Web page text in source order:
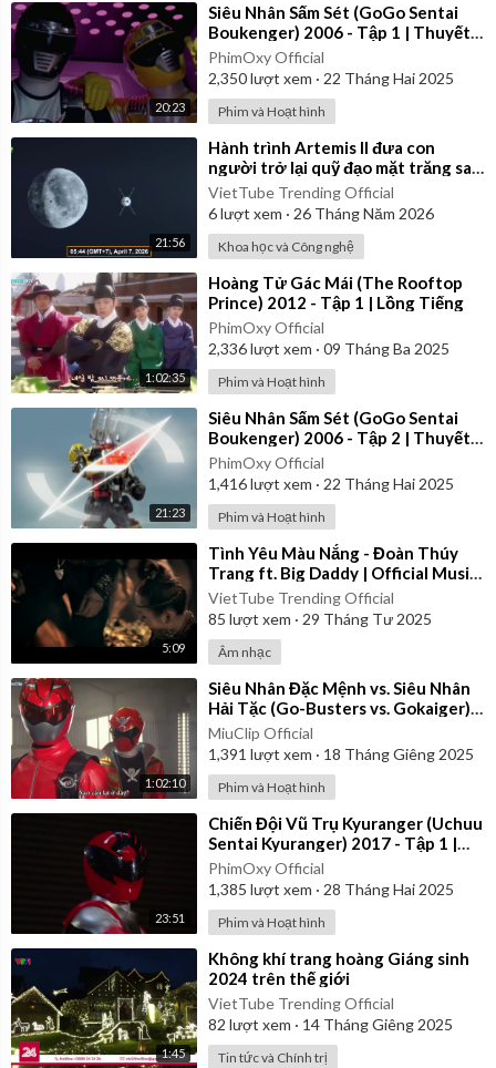
20:23
⁣Siêu Nhân Sấm Sét (GoGo Sentai
Boukenger) 2006 - Tập 1 | Thuyết
Minh
PhimOxy Official
2,350lượt xem · 22 Tháng Hai 2025
Phim và Hoạt hình
21:56
⁣Hành trình Artemis II đưa con
người trở lại quỹ đạo mặt trăng sau
54 năm của NASA
VietTube Trending Official
6lượt xem · 26 Tháng Năm 2026
Khoa học và Công nghệ
1:02:35
⁣Hoàng Tử Gác Mái (The Rooftop
Prince) 2012 - Tập 1 | Lồng Tiếng
PhimOxy Official
2,336lượt xem · 09 Tháng Ba 2025
Phim và Hoạt hình
21:23
⁣Siêu Nhân Sấm Sét (GoGo Sentai
Boukenger) 2006 - Tập 2 | Thuyết
Minh
PhimOxy Official
1,416lượt xem · 22 Tháng Hai 2025
Phim và Hoạt hình
5:09
⁣Tình Yêu Màu Nắng - Đoàn Thúy
Trang ft. Big Daddy | Official Music
Video
VietTube Trending Official
85 lượt xem · 29 Tháng Tư 2025
Âm nhạc
1:02:10
⁣Siêu Nhân Đặc Mệnh vs. Siêu Nhân
Hải Tặc (Go-Busters vs. Gokaiger) |
Vietsub
MiuClip Official
1,391 lượt xem · 18 Tháng Giêng 2025
Phim và Hoạt hình
23:51
⁣Chiến Đội Vũ Trụ Kyuranger (Uchuu
Sentai Kyuranger) 2017 - Tập 1 |
Thuyết Minh
PhimOxy Official
1,385 lượt xem · 28 Tháng Hai 2025
Phim và Hoạt hình
1:45
⁣Không khí trang hoàng Giáng sinh
2024 trên thế giới
VietTube Trending Official
82 lượt xem · 14 Tháng Giêng 2025
Tin tức và Chính trị